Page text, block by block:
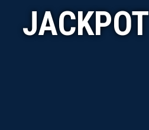
JACKPOT